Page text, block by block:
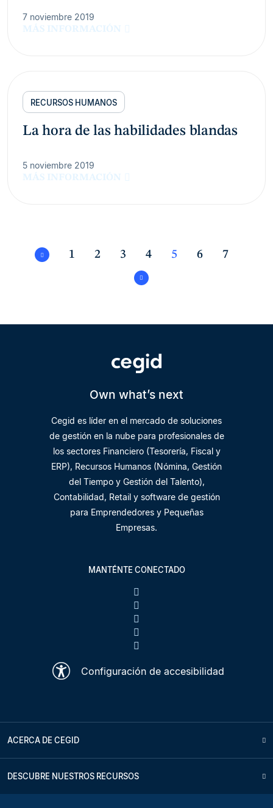
7 noviembre 2019
MÁS INFORMACIÓN
RECURSOS HUMANOS
La hora de las habilidades blandas
5 noviembre 2019
MÁS INFORMACIÓN
1 2 3 4 5 6 7
Own what’s next
Cegid es líder en el mercado de soluciones
de gestión en la nube para profesionales de
los sectores Financiero (Tesorería, Fiscal y
ERP), Recursos Humanos (Nómina, Gestión
del Tiempo y Gestión del Talento),
Contabilidad, Retail y software de gestión
para Emprendedores y Pequeñas
Empresas.
MANTÉNTE CONECTADO
Configuración de accesibilidad
ACERCA DE CEGID
DESCUBRE NUESTROS RECURSOS